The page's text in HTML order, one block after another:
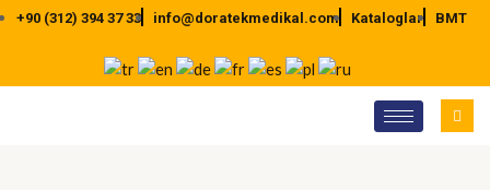
İçeriğe
+90 (312) 394 37 33 info@doratekmedikal.com Kataloglar BMT